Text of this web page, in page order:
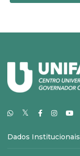
𝕏
Dados Institucionais